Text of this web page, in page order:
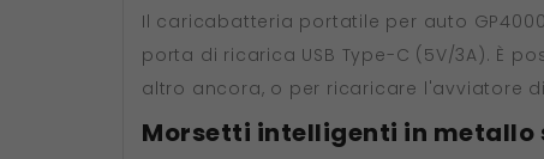
Il caricabatteria portatile per auto
porta di ricarica USB Type-C (5V/3A). È
altro ancora, o per ricaricare l'avviatore
Morsetti intelligenti in metallo